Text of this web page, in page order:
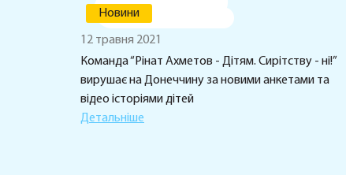
Новини
12 травня 2021
Команда “Рінат Ахметов - Дітям. Сирітству - ні!”
вирушає на Донеччину за новими анкетами та
відео історіями дітей
Детальніше